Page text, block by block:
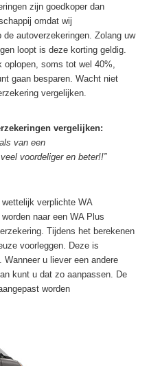
zijn goedkoper dan
omdat wij
autoverzekeringen. Zolang uw
loopt is deze korting geldig.
soms tot wel 40%,
gaan besparen. Wacht niet
vergelijken.
vergelijken:
van een
voordeliger en beter!!”
verplichte WA
naar een WA Plus
Tijdens het berekenen
voorleggen. Deze is
u liever een andere
kunt u dat zo aanpassen. De
worden